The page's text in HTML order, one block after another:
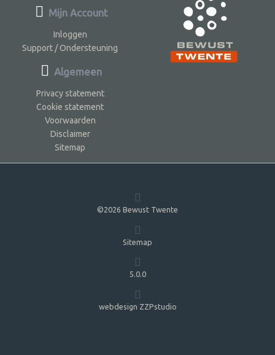
Mijn Account
Inloggen
Support / Ondersteuning
Algemeen
Privacy statement
Cookie statement
Voorwaarden
Disclaimer
Sitemap
©2026 Bewust Twente
Sitemap
5.0.0
webdesign ZZPstudio